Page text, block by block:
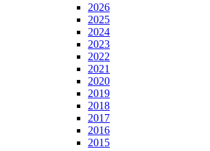
2026
2025
2024
2023
2022
2021
2020
2019
2018
2017
2016
2015